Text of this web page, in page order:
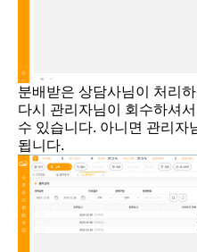
분배받은 상담사님이 처리
다시 관리자님이 회수하셔
수 있습니다. 아니면 관리자
됩니다.